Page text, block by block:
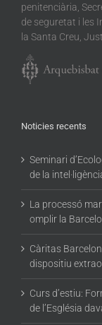
penitenciària,
de seguretat i les
la Santa Creu,
Noticies recents
Seminari
de la
La processó
omplir la
Càritas
dispositiu
Curs d’estiu:
de l’Església